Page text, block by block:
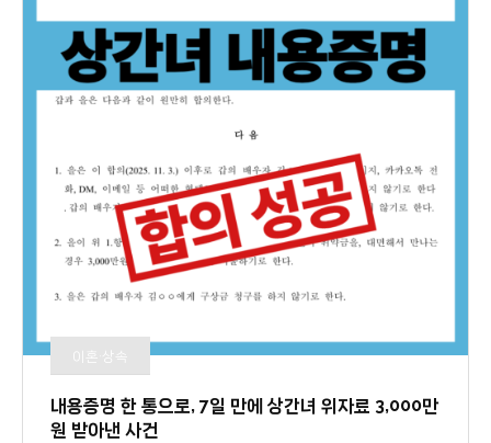
이혼·상속
내용증명 한 통으로, 7일 만에 상간녀 위자료 3,000만
원 받아낸 사건